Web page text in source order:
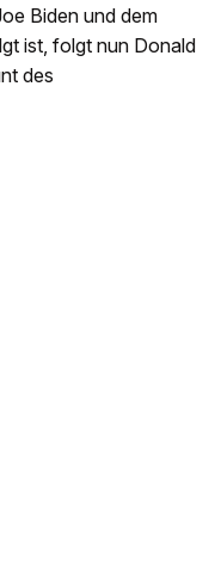
Biden und dem
ist, folgt nun Donald
des